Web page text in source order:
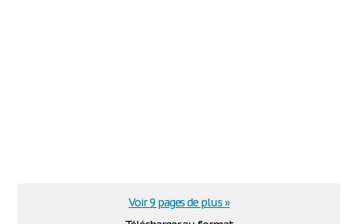
Voir 9 pages de plus »